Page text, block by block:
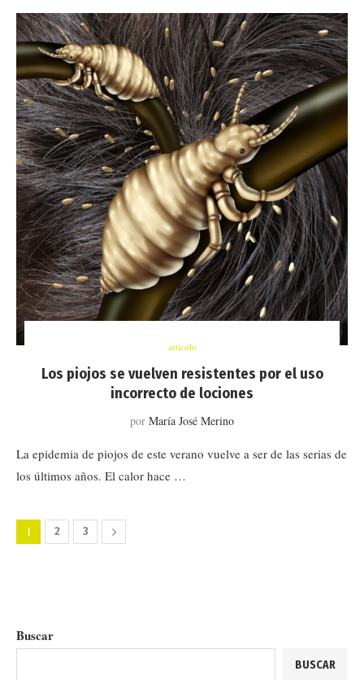
artículo
Los piojos se vuelven resistentes por el uso
incorrecto de lociones
por María José Merino
La epidemia de piojos de este verano vuelve a ser de las serias de
los últimos años. El calor hace …
1 2 3
Buscar
BUSCAR